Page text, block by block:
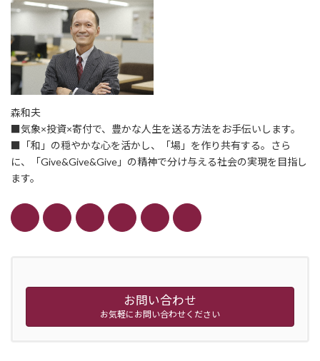
森和夫
■気象×投資×寄付で、豊かな人生を送る方法をお手伝いします。
■「和」の穏やかな心を活かし、「場」を作り共有する。さら
に、「Give&Give&Give」の精神で分け与える社会の実現を目指し
ます。
お問い合わせ
お気軽にお問い合わせください